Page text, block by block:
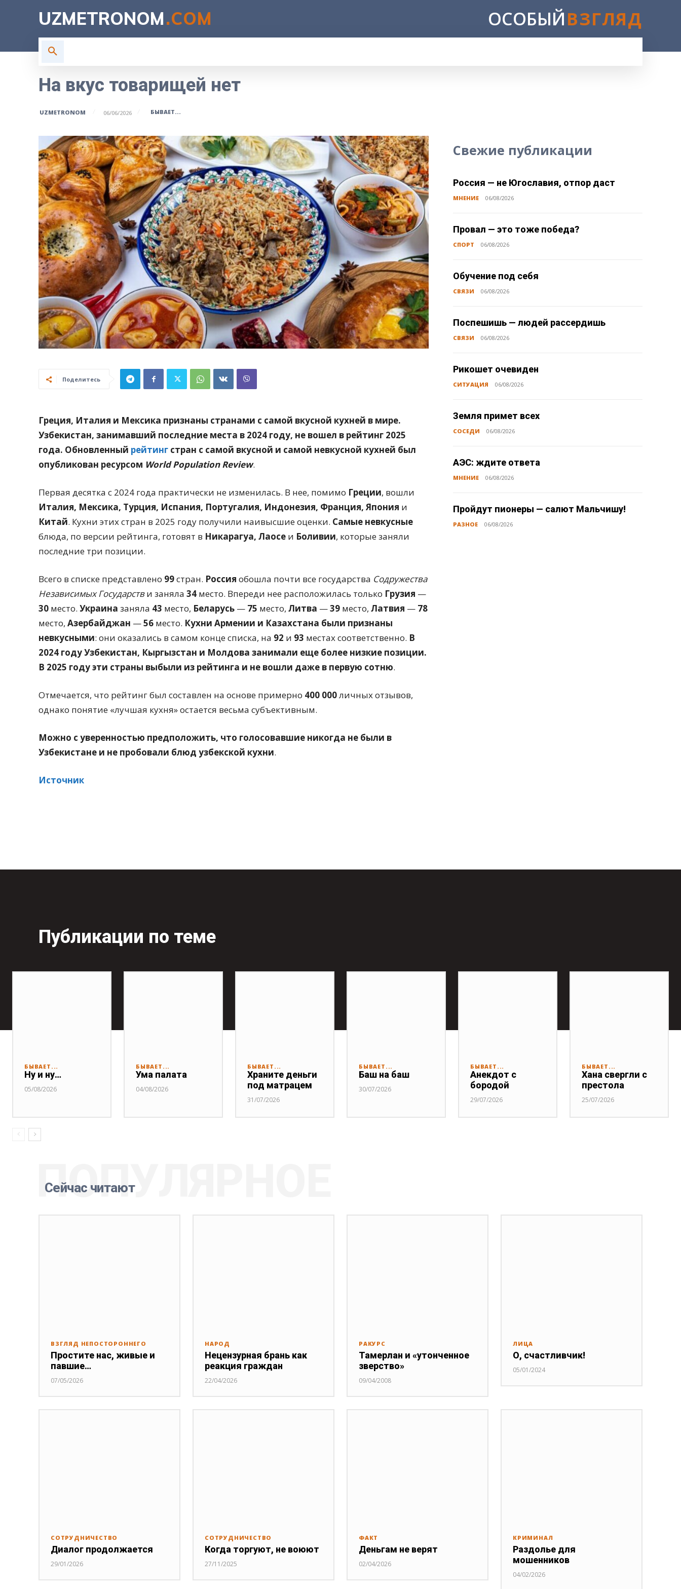
UZMETRONOM.COM ОСОБЫЙВЗГЛЯД
На вкус товарищей нет
UZMETRONOM 06/06/2026 БЫВАЕТ...
Поделитесь
Греция, Италия и Мексика признаны странами с самой вкусной кухней в мире.
Узбекистан, занимавший последние места в 2024 году, не вошел в рейтинг 2025
года. Обновленный рейтинг стран с самой вкусной и самой невкусной кухней был
опубликован ресурсом World Population Review.
Первая десятка с 2024 года практически не изменилась. В нее, помимо Греции, вошли
Италия, Мексика, Турция, Испания, Португалия, Индонезия, Франция, Япония и
Китай. Кухни этих стран в 2025 году получили наивысшие оценки. Самые невкусные
блюда, по версии рейтинга, готовят в Никарагуа, Лаосе и Боливии, которые заняли
последние три позиции.
Всего в списке представлено 99стран. Россия обошла почти все государства Содружества
Независимых Государстви заняла 34 место. Впереди нее расположилась только Грузия —
30 место. Украина заняла 43 место, Беларусь — 75 место, Литва —39 место, Латвия — 78
место, Азербайджан —56 место. Кухни Армении и Казахстана были признаны
невкусными: они оказались в самом конце списка, на 92 и 93 местах соответственно. В
2024 году Узбекистан, Кыргызстан и Молдова занимали еще более низкие позиции.
В 2025 году эти страны выбыли из рейтинга и не вошли даже в первую сотню.
Отмечается, что рейтинг был составлен на основе примерно 400 000личных отзывов,
однако понятие «лучшая кухня» остается весьма субъективным.
Можно с уверенностью предположить, что голосовавшие никогда не были в
Узбекистане и не пробовали блюд узбекской кухни.
Источник
Свежие публикации
Россия — не Югославия, отпор даст
МНЕНИЕ 06/08/2026
Провал — это тоже победа?
СПОРТ 06/08/2026
Обучение под себя
СВЯЗИ 06/08/2026
Поспешишь — людей рассердишь
СВЯЗИ 06/08/2026
Рикошет очевиден
СИТУАЦИЯ 06/08/2026
Земля примет всех
СОСЕДИ 06/08/2026
АЭС: ждите ответа
МНЕНИЕ 06/08/2026
Пройдут пионеры — салют Мальчишу!
РАЗНОЕ 06/08/2026
Публикации по теме
БЫВАЕТ...
Ну и ну…
05/08/2026
БЫВАЕТ...
Ума палата
04/08/2026
БЫВАЕТ...
Храните деньги
под матрацем
31/07/2026
БЫВАЕТ...
Баш на баш
30/07/2026
БЫВАЕТ...
Анекдот с
бородой
29/07/2026
БЫВАЕТ...
Хана свергли с
престола
25/07/2026
Сейчас читают
ПОПУЛЯРНОЕ
ВЗГЛЯД НЕПОСТОРОННЕГО
Простите нас, живые и
павшие…
07/05/2026
НАРОД
Нецензурная брань как
реакция граждан
22/04/2026
РАКУРС
Тамерлан и «утонченное
зверство»
09/04/2008
ЛИЦА
О, счастливчик!
05/01/2024
СОТРУДНИЧЕСТВО
Диалог продолжается
29/01/2026
СОТРУДНИЧЕСТВО
Когда торгуют, не воюют
27/11/2025
ФАКТ
Деньгам не верят
02/04/2026
КРИМИНАЛ
Раздолье для
мошенников
04/02/2026